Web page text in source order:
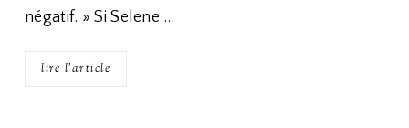
négatif. » Si Selene …
lire l'article